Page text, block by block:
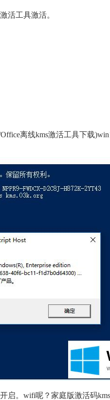
活工具激活。
离线kms激活工具下载
启。wifi呢？家庭版激活码